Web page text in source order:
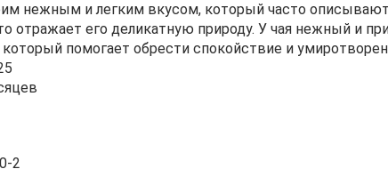
нежным и легким вкусом, который часто
отражает его деликатную природу. У чая нежный
помогает обрести спокойствие и
2